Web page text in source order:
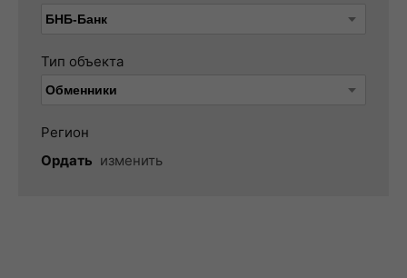
Тип объекта
Регион
Ордать изменить